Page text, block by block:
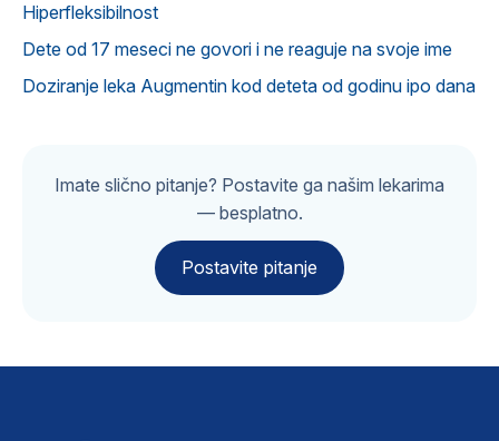
Hiperfleksibilnost
Dete od 17 meseci ne govori i ne reaguje na svoje ime
Doziranje leka Augmentin kod deteta od godinu ipo dana
Imate slično pitanje? Postavite ga našim lekarima
— besplatno.
Postavite pitanje